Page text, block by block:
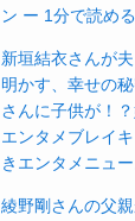
ン ー 1分で読め
新垣結衣さんが
明かす、幸せの秘
さんに子供が！
エンタメブレイ
きエンタメニュー
綾野剛さんの父